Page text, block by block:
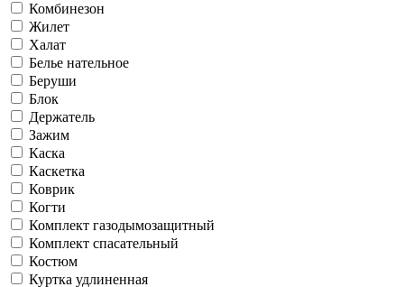
Комбинезон
Жилет
Халат
Белье нательное
Беруши
Блок
Держатель
Зажим
Каска
Каскетка
Коврик
Когти
Комплект газодымозащитный
Комплект спасательный
Костюм
Куртка удлиненная